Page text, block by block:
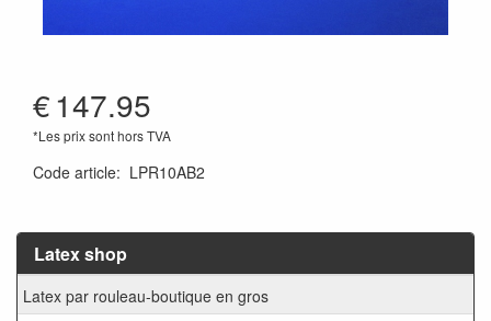
Latex shop
Latex par rouleau-boutique en gros
€147.95
*Les prix sont hors TVA
Code article: LPR10AB2